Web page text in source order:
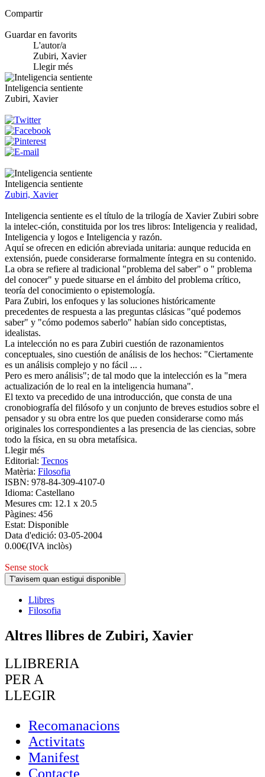
Compartir
Guardar en favorits
L'autor/a
Zubiri, Xavier
Llegir més
Inteligencia sentiente
Zubiri, Xavier
Inteligencia sentiente
Zubiri, Xavier
Inteligencia sentiente es el título de la trilogía de Xavier Zubiri sobre
la intelec-ción, constituida por los tres libros: Inteligencia y realidad,
Inteligencia y logos e Inteligencia y razón.
Aquí se ofrecen en edición abreviada unitaria: aunque reducida en
extensión, puede considerarse formalmente íntegra en su contenido.
La obra se refiere al tradicional "problema del saber" o " problema
del conocer" y puede situarse en el ámbito del problema crítico,
teoría del conocimiento o epistemología.
Para Zubiri, los enfoques y las soluciones históricamente
precedentes de respuesta a las preguntas clásicas "qué podemos
saber" y "cómo podemos saberlo" habían sido conceptistas,
idealistas.
La intelección no es para Zubiri cuestión de razonamientos
conceptuales, sino cuestión de análisis de los hechos: "Ciertamente
es un análisis complejo y no fácil ... .
Pero es mero análisis"; de tal modo que la intelección es la "mera
actualización de lo real en la inteligencia humana".
El texto va precedido de una introducción, que consta de una
cronobiografía del filósofo y un conjunto de breves estudios sobre el
pensador y su obra entre los que pueden considerarse como más
originales los correspondientes a las presencia de las ciencias, sobre
todo la física, en su obra metafísica.
Llegir més
Editorial: Tecnos
Matèria: Filosofia
ISBN: 978-84-309-4107-0
Idioma: Castellano
Mesures cm: 12.1 x 20.5
Pàgines: 456
Estat: Disponible
Data d'edició: 03-05-2004
0.00€(IVA inclòs)
Sense stock
T'avisem quan estigui disponible
Llibres
Filosofia
Altres llibres de Zubiri, Xavier
LLIBRERIA
PER A
LLEGIR
Recomanacions
Activitats
Manifest
Contacte